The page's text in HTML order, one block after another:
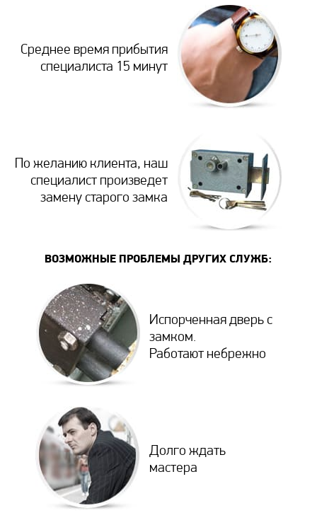
Среднее время прибытия
специалиста 15 минут
По желанию клиента, наш
специалист произведет
замену старого замка
ВОЗМОЖНЫЕ ПРОБЛЕМЫ ДРУГИХ СЛУЖБ:
Испорченная дверь с
замком.
Работают небрежно
Долго ждать
мастера